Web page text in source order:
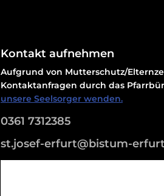
Kontakt aufnehmen
Aufgrund von Mutterschutz/
Kontaktanfragen durch das
unsere Seelsorger wenden.
0361 7312385
st.josef-erfurt@bistum-